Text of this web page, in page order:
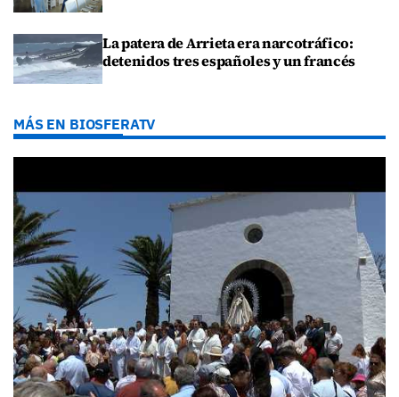
La patera de Arrieta era narcotráfico:
detenidos tres españoles y un francés
MÁS EN BIOSFERATV